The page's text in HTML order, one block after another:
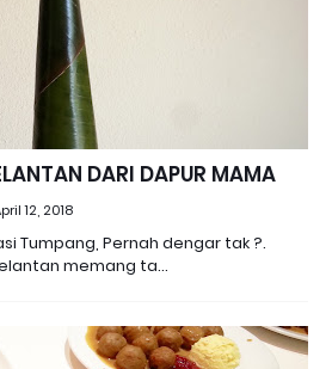
DARI DAPUR MAMA
12, 2018
Tumpang, Pernah dengar tak ?.
memang ta…